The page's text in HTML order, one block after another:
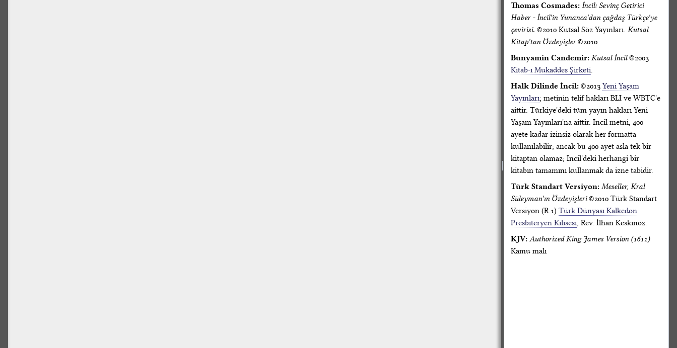
Thomas Cosmades: İncil: Sevinç Getirici
Haber - İncil'in Yunanca'dan çağdaş Türkçe'ye
çevirisi. ©2010 Kutsal Söz Yayınları. Kutsal
Kitap'tan Özdeyişler©2010.
Bünyamin Candemir: Kutsal İncil©2003
Kitab-ı Mukaddes Şirketi.
Halk Dilinde İncil: ©2013 Yeni Yaşam
Yayınları; metinin telif hakları BLI ve WBTC'e
aittir. Türkiye'deki tüm yayın hakları Yeni
Yaşam Yayınları'na aittir. İncil metni, 400
ayete kadar izinsiz olarak her formatta
kullanılabilir; ancak bu 400 ayet asla tek bir
kitaptan olamaz; İncil'deki herhangi bir
kitabın tamamını kullanmak da izne tabidir.
Türk Standart Versiyon: Meseller, Kral
Süleyman'ın Özdeyişleri©2010 Türk Standart
Versiyon (R.1) Türk Dünyası Kalkedon
Presbiteryen Kilisesi, Rev. İlhan Keskinöz.
KJV: Authorized King James Version (1611)
Kamu malı